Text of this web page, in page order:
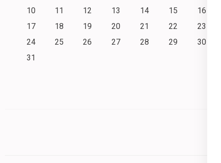
10 11 12 13 14 15
16
17
18 19 20 21 22
23
24
25 26 27 28 29
30
31